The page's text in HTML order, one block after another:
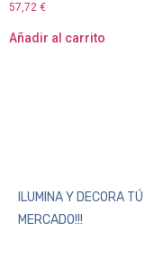
57,72 €
Añadir al carrito
ILUMINA Y DECORA
MERCADO!!!